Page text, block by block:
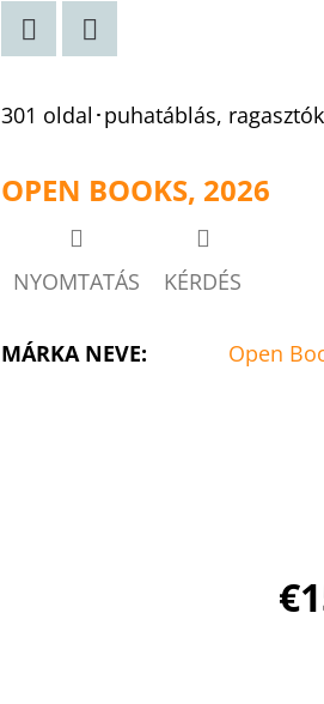
301 oldal･puhatáblás,
OPEN BOOKS, 2026
NYOMTATÁS KÉRDÉS
MÁRKA NEVE: Open